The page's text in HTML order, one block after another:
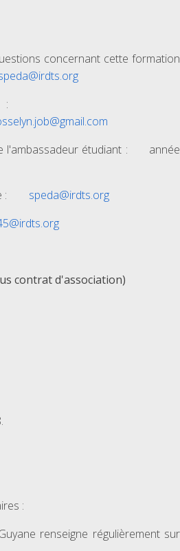
concernant cette formation
étudiant :
l'ambassadeur étudiant : année
: speda@irdts.org
contrat d'association)
:
renseigne régulièrement sur